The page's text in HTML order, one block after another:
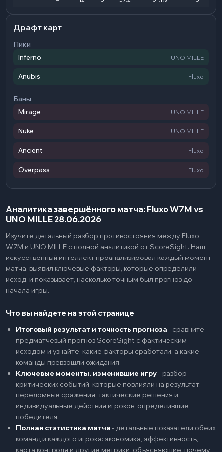
Драфт карт
Пики
Inferno UNO MILLE
Anubis Fluxo
Баны
Mirage UNO MILLE
Nuke UNO MILLE
Ancient Fluxo
Overpass Fluxo
Аналитика завершённого матча: Fluxo W7M vs
UNO MILLE 28.06.2026
Изучите детальный разбор противостояния между Fluxo
W7M и UNO MILLE с полной аналитикой от ScoreSight. Наш
искусственный интеллект проанализировал каждый момент
матча, выявил ключевые факторы, которые определили
исход, и показывает, насколько точным был прогноз до
начала игры.
Что вы найдете на этой странице
Итоговый результат и точность прогноза - сравните
предматчевый прогноз ScoreSight с фактическим
исходом и узнайте, какие факторы сработали, а какие
команды превзошли ожидания.
Ключевые моменты, изменившие игру- разбор
критических событий, которые повлияли на результат:
переломные сражения, тактические решения и
индивидуальные действия игроков, определившие
победителя.
Полная статистика матча - детальные показатели обеих
команд и каждого игрока: экономика, эффективность,
карта контроля и другие метрики, объясняющие, почему